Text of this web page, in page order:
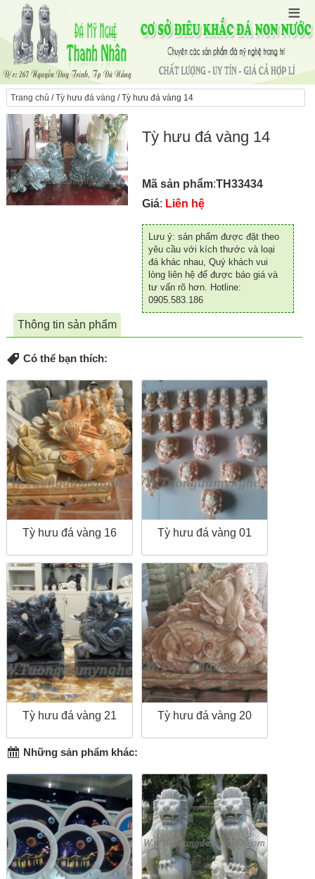
Trang chủ /Tỳ hưu đá vàng / Tỳ hưu đá vàng 14
Tỳ hưu đá vàng 14
Mã sản phẩm:TH33434
Giá: Liên hệ
Lưu ý: sản phẩm được đặt theo
yêu cầu với kích thước và loại
đá khác nhau, Quý khách vui
lòng liên hệ để được báo giá và
tư vấn rõ hơn. Hotline:
0905.583.186
Thông tin sản phẩm
Có thể bạn thích:
Tỳ hưu đá vàng 16 Tỳ hưu đá vàng 01
Tỳ hưu đá vàng 21 Tỳ hưu đá vàng 20
Những sản phẩm khác: